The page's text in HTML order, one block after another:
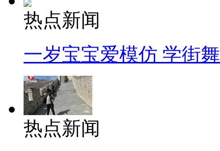
热点新闻
一岁宝宝爱模仿 学街
热点新闻